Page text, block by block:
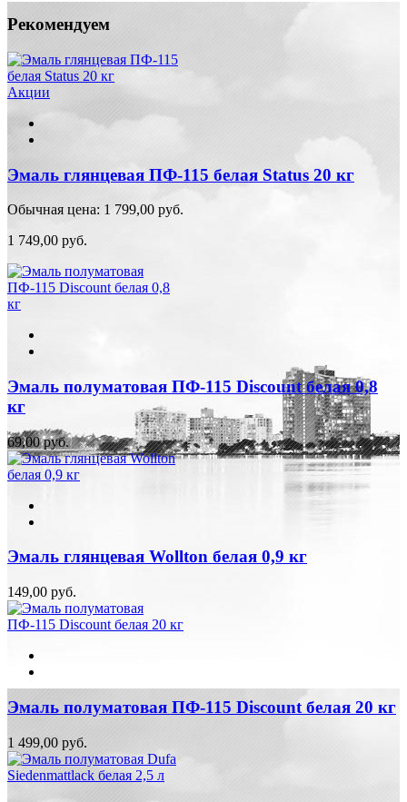
Рекомендуем
Акции
Эмаль глянцевая ПФ-115 белая Status 20 кг
Обычная цена: 1 799,00 руб.
1 749,00 руб.
Эмаль полуматовая ПФ-115 Discount белая 0,8
кг
69,00 руб.
Эмаль глянцевая Wollton белая 0,9 кг
149,00 руб.
Эмаль полуматовая ПФ-115 Discount белая 20 кг
1 499,00 руб.